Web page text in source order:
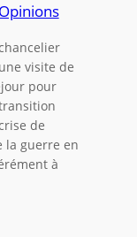
Opinions
visite de
pour
de
la guerre en
à